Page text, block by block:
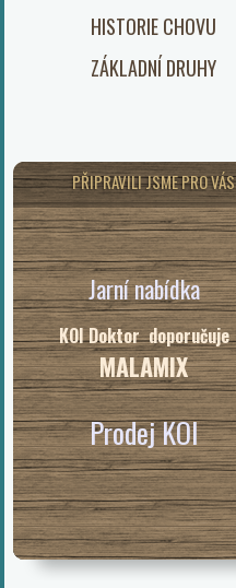
HISTORIE CHOVU
ZÁKLADNÍ DRUHY
PŘIPRAVILI JSME PRO VÁS
Jarní nabídka
KOI Doktor doporučuje
MALAMIX
Prodej KOI